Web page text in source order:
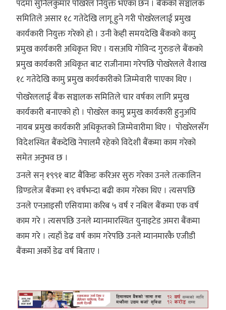
पदमा सुनिलकुमार पोखरेल नियुक्त भएका छन । बैंकको सञ्चालक
समितिले असार १८ गतेदेखि लागू हुने गरी पोखरेललाई प्रमुख
कार्यकारी नियुक्त गरेको हो । उनी केही समयदेखि बैंकको कामु
प्रमुख कार्यकारी अधिकृत थिए । यसअघि गोविन्द गुरुङले बैंकको
प्रमुख कार्यकारी अधिकृत बाट राजीनामा गरेपछि पोखरेलले वैशाख
१८ गतेदेखि कामु प्रमुख कार्यकारीको जिम्मेवारी पाएका थिए ।
पोखरेललाई बैंक सञ्चालक समितिले चार वर्षका लागि प्रमुख
कार्यकारी बनाएको हो । पोखरेल कामु प्रमुख कार्यकारी हुनुअघि
नायब प्रमुख कार्यकारी अधिकृतको जिम्मेवारीमा थिए । पोखरेलसँग
विदेशस्थित बैंकदेखि नेपालमै रहेको विदेशी बैंकमा काम गरेको
समेत अनुभव छ ।
उनले सन् १९९१ बाट बैंकिङ करिअर सुरु गरेका उनले तत्कालिन
ग्रिण्डलेज बैंकमा १९ वर्षभन्दा बढी काम गरेका थिए । त्यसपछि
उनले एनआइसी एसियामा करिब ५ वर्ष र नबिल बैंकमा एक वर्ष
काम गरे । त्यसपछि उनले म्यानमारस्थित युनाइटेड अमरा बैंकमा
काम गरे । त्यहाँ डेढ वर्ष काम गरेपछि उनले म्यानमारकै एजीडी
बैंकमा अर्को डेढ वर्ष बिताए ।